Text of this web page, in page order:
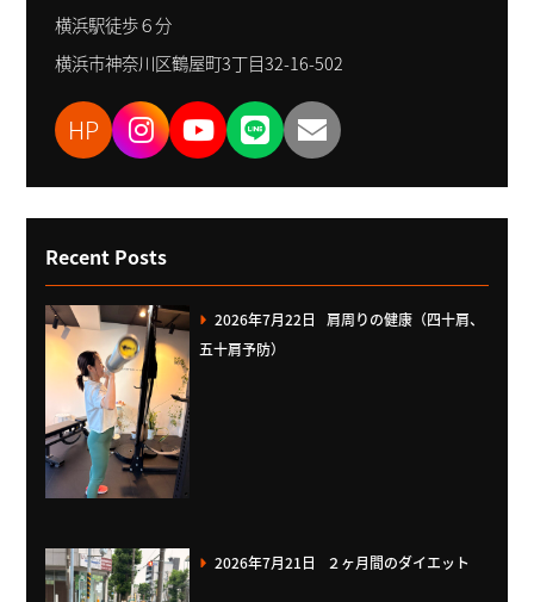
横浜駅徒歩６分
横浜市神奈川区鶴屋町3丁目32-16-502
HP
Recent Posts
2026年7月22日
肩周りの健康（四十肩、
五十肩予防）
2026年7月21日 ２ヶ月間のダイエット